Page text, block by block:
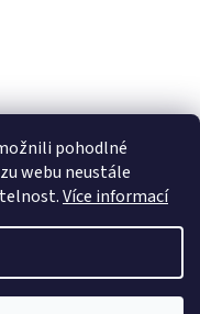
pohodlné
webu neustále
Více informací